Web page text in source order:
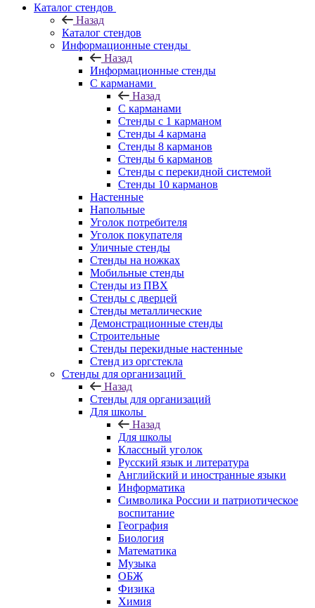
Каталог стендов
Назад
Каталог стендов
Информационные стенды
Назад
Информационные стенды
С карманами
Назад
С карманами
Стенды с 1 карманом
Стенды 4 кармана
Стенды 8 карманов
Стенды 6 карманов
Стенды с перекидной системой
Стенды 10 карманов
Настенные
Напольные
Уголок потребителя
Уголок покупателя
Уличные стенды
Стенды на ножках
Мобильные стенды
Стенды из ПВХ
Стенды с дверцей
Стенды металлические
Демонстрационные стенды
Строительные
Стенды перекидные настенные
Стенд из оргстекла
Стенды для организаций
Назад
Стенды для организаций
Для школы
Назад
Для школы
Классный уголок
Русский язык и литература
Английский и иностранные языки
Информатика
Символика России и патриотическое
воспитание
География
Биология
Математика
Музыка
ОБЖ
Физика
Химия